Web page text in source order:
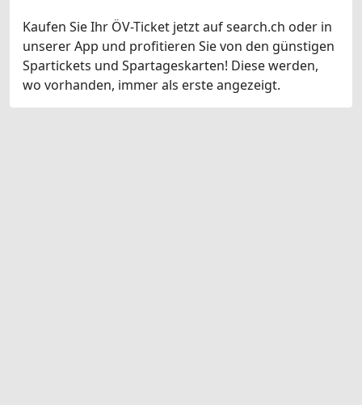
Kaufen Sie Ihr ÖV-Ticket jetzt auf search.ch oder in
unserer App und profitieren Sie von den günstigen
Spartickets und Spartageskarten! Diese werden,
wo vorhanden, immer als erste angezeigt.